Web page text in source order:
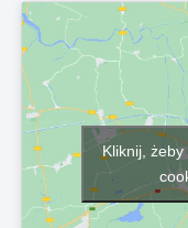
Kliknij,